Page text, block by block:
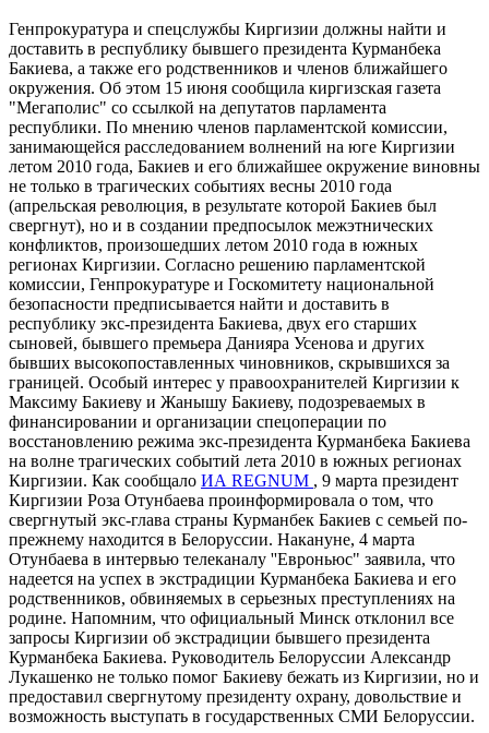
Генпрокуратура и спецслужбы Киргизии должны найти и
доставить в республику бывшего президента Курманбека
Бакиева, а также его родственников и членов ближайшего
окружения. Об этом 15 июня сообщила киргизская газета
"Мегаполис" со ссылкой на депутатов парламента
республики. По мнению членов парламентской комиссии,
занимающейся расследованием волнений на юге Киргизии
летом 2010 года, Бакиев и его ближайшее окружение виновны
не только в трагических событиях весны 2010 года
(апрельская революция, в результате которой Бакиев был
свергнут), но и в создании предпосылок межэтнических
конфликтов, произошедших летом 2010 года в южных
регионах Киргизии. Согласно решению парламентской
комиссии, Генпрокуратуре и Госкомитету национальной
безопасности предписывается найти и доставить в
республику экс-президента Бакиева, двух его старших
сыновей, бывшего премьера Данияра Усенова и других
бывших высокопоставленных чиновников, скрывшихся за
границей. Особый интерес у правоохранителей Киргизии к
Максиму Бакиеву и Жанышу Бакиеву, подозреваемых в
финансировании и организации спецоперации по
восстановлению режима экс-президента Курманбека Бакиева
на волне трагических событий лета 2010 в южных регионах
Киргизии. Как сообщало ИА REGNUM , 9 марта президент
Киргизии Роза Отунбаева проинформировала о том, что
свергнутый экс-глава страны Курманбек Бакиев с семьей по-
прежнему находится в Белоруссии. Накануне, 4 марта
Отунбаева в интервью телеканалу ''Евроньюс" заявила, что
надеется на успех в экстрадиции Курманбека Бакиева и его
родственников, обвиняемых в серьезных преступлениях на
родине. Напомним, что официальный Минск отклонил все
запросы Киргизии об экстрадиции бывшего президента
Курманбека Бакиева. Руководитель Белоруссии Александр
Лукашенко не только помог Бакиеву бежать из Киргизии, но и
предоставил свергнутому президенту охрану, довольствие и
возможность выступать в государственных СМИ Белоруссии.